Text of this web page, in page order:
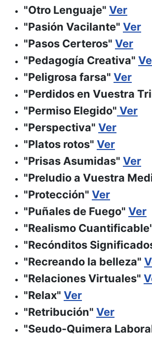
"Otro Lenguaje" Ver
"Pasión Vacilante" Ver
"Pasos Certeros" Ver
"Pedagogía Creativa"
"Peligrosa farsa" Ver
"Perdidos en Vuestra
"Permiso Elegido" Ver
"Perspectiva" Ver
"Platos rotos" Ver
"Prisas Asumidas" Ver
"Preludio a Vuestra
"Protección" Ver
"Puñales de Fuego" Ver
"Realismo
"Recónditos
"Recreando la belleza"
"Relaciones Virtuales"
"Relax" Ver
"Retribución" Ver
"Seudo-Quimera